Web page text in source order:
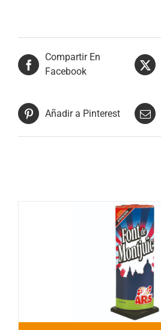
Compartir En
Facebook
Añadir a Pinterest